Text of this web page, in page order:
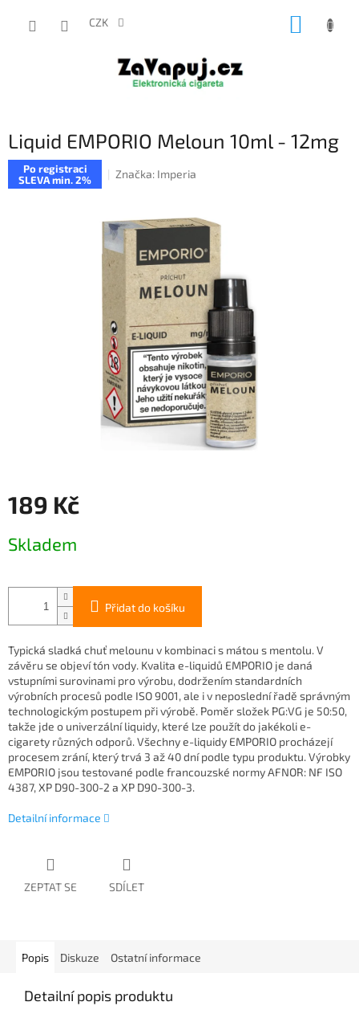
CZK
Liquid EMPORIO Meloun 10ml - 12mg
Po registraci
SLEVA min. 2%
Značka: Imperia
189 Kč
cena:
Skladem
Přidat do košíku
Typická sladká chuť melounu v kombinaci s mátou s mentolu. V
závěru se objeví tón vody. Kvalita e-liquidů EMPORIO je daná
vstupními surovinami pro výrobu, dodržením standardních
výrobních procesů podle ISO 9001, ale i v neposlední řadě správným
technologickým postupem při výrobě. Poměr složek PG:VG je 50:50,
takže jde o univerzální liquidy, které lze použít do jakékoli e-
cigarety různých odporů. Všechny e-liquidy EMPORIO procházejí
procesem zrání, který trvá 3 až 40 dní podle typu produktu. Výrobky
EMPORIO jsou testované podle francouzské normy AFNOR: NF ISO
4387, XP D90-300-2 a XP D90-300-3.
Detailní informace
ZEPTAT SE SDÍLET
Popis Diskuze Ostatní informace
Detailní popis produktu